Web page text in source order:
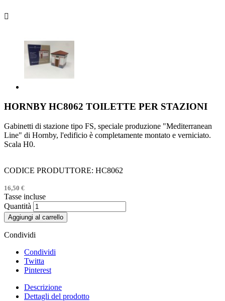

HORNBY HC8062 TOILETTE PER STAZIONI
Gabinetti di stazione tipo FS, speciale produzione "Mediterranean
Line" di Hornby, l'edificio è completamente montato e verniciato.
Scala H0.
CODICE PRODUTTORE: HC8062
16,50 €
Tasse incluse
Quantità
Aggiungi al carrello
Condividi
Condividi
Twitta
Pinterest
Descrizione
Dettagli del prodotto